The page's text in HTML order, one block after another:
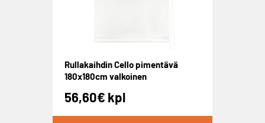
Rullakaihdin Cello pimentävä
180x180cm valkoinen
56,60€ kpl